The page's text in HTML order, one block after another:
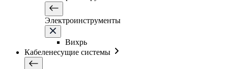
Электроинструменты
Вихрь
Кабеленесущие системы